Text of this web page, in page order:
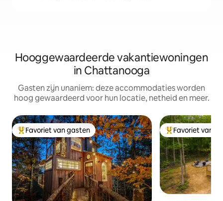
Hooggewaardeerde vakantiewoningen
in Chattanooga
Gasten zijn unaniem: deze accommodaties worden
hoog gewaardeerd voor hun locatie, netheid en meer.
Topfavoriet van gasten
Favoriet van gasten Topfavoriet van
Favoriet van